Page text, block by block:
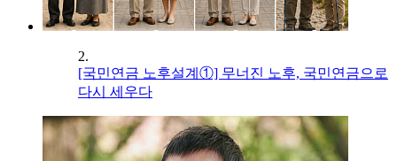
2.
[국민연금 노후설계①] 무너진 노후, 국민연금으로
다시 세우다